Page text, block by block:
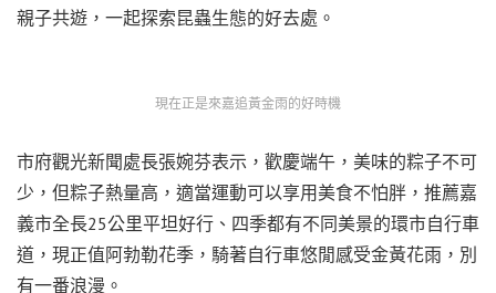
親子共遊，一起探索昆蟲生態的好去處。
現在正是來嘉追黃金雨的好時機
市府觀光新聞處長張婉芬表示，歡慶端午，美味的粽子不可
少，但粽子熱量高，適當運動可以享用美食不怕胖，推薦嘉
義市全長25公里平坦好行、四季都有不同美景的環市自行車
道，現正值阿勃勒花季，騎著自行車悠閒感受金黃花雨，別
有一番浪漫。